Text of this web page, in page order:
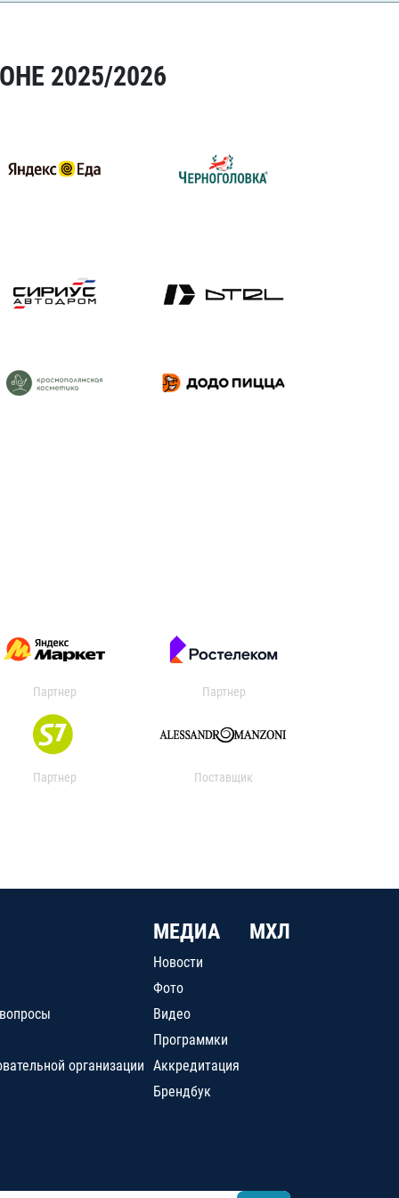
2025/2026
Партнер Партнер
Партнер Поставщик
организации
МЕДИА
Новости
Фото
Видео
Программки
Аккредитация
Брендбук
МХЛ